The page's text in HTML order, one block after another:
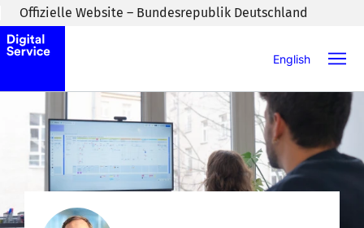
Zum Inhaltsbereich wechseln
Offizielle Website – Bundesrepublik Deutschland
English